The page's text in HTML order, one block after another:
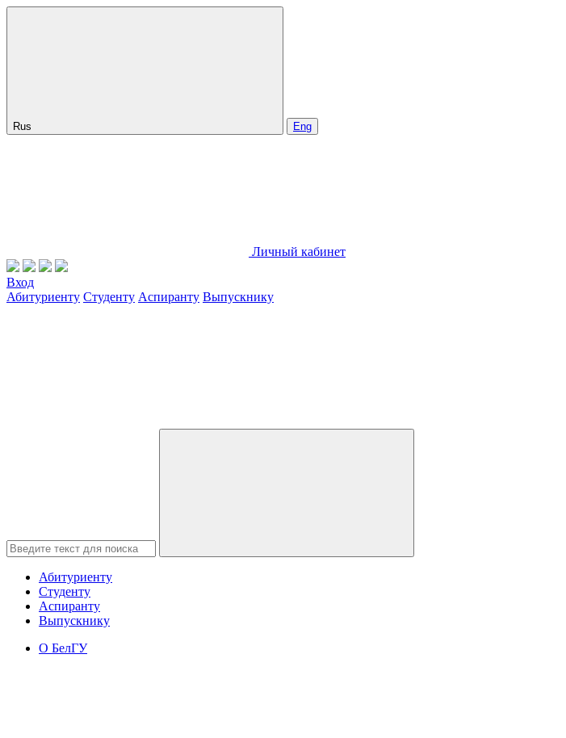
Rus Eng
Личный кабинет
Вход
Абитуриенту Студенту Аспиранту Выпускнику
Абитуриенту
Студенту
Аспиранту
Выпускнику
О БелГУ